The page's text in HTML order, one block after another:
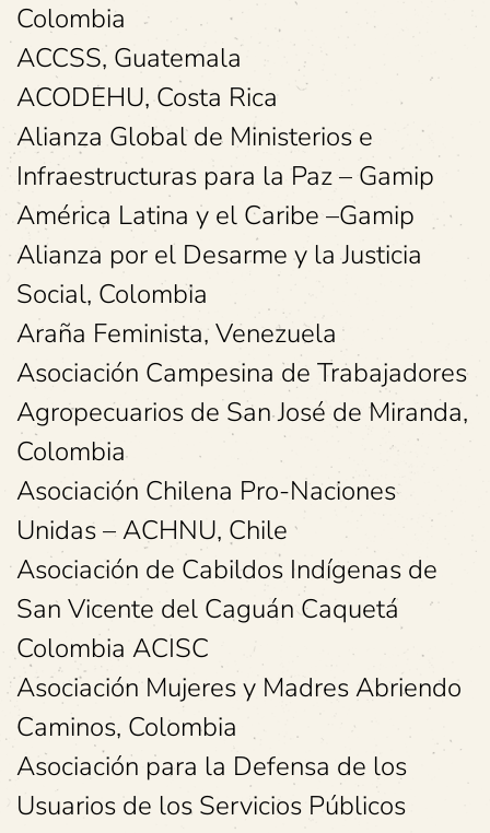
Colombia
ACCSS, Guatemala
ACODEHU, Costa Rica
Alianza Global de Ministerios e
Infraestructuras para la Paz – Gamip
América Latina y el Caribe –Gamip
Alianza por el Desarme y la Justicia
Social, Colombia
Araña Feminista, Venezuela
Asociación Campesina de Trabajadores
Agropecuarios de San José de Miranda,
Colombia
Asociación Chilena Pro-Naciones
Unidas – ACHNU, Chile
Asociación de Cabildos Indígenas de
San Vicente del Caguán Caquetá
Colombia ACISC
Asociación Mujeres y Madres Abriendo
Caminos, Colombia
Asociación para la Defensa de los
Usuarios de los Servicios Públicos